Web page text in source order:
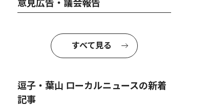
意見広告・議会報告
すべて見る
逗子・葉山 ローカルニュースの新着
記事